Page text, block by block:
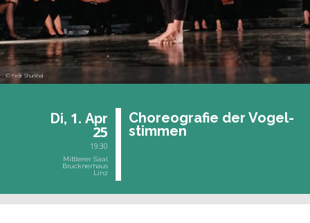
© Fedir Shurkhal
Di, 1. Apr
25
19:30
Mittlerer Saal
Brucknerhaus
Linz
Cho­reo­gra­fie der Vo­gel­
stim­men